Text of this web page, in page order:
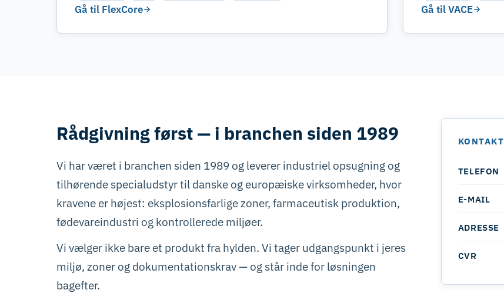
Gå til FlexCore Gå til VACE
Rådgivning først — i branchen siden 1989
Vi har været i branchen siden 1989 og leverer industriel opsugning og
tilhørende specialudstyr til danske og europæiske virksomheder, hvor
kravene er højest: eksplosionsfarlige zoner, farmaceutisk produktion,
fødevareindustri og kontrollerede miljøer.
Vi vælger ikke bare et produkt fra hylden. Vi tager udgangspunkt i jeres
miljø, zoner og dokumentationskrav — og står inde for løsningen
bagefter.
KONTAKT
TELEFON
E-MAIL
ADRESSE
CVR